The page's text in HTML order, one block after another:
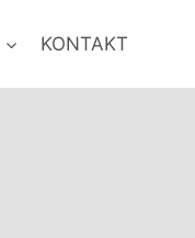
KONTAKT